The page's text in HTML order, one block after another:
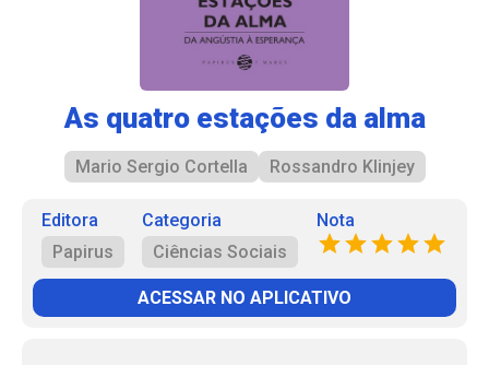
As quatro estações da alma
Mario Sergio Cortella Rossandro Klinjey
Editora
Papirus
Categoria
Ciências Sociais
Nota
ACESSAR NO APLICATIVO